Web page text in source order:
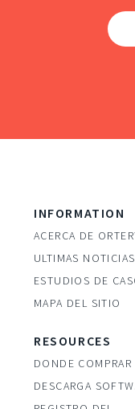
INFORMATION
ACERCA DE
ULTIMAS NOTICIAS
ESTUDIOS DE
MAPA DEL SITIO
RESOURCES
DONDE COMPRAR
DESCARGA